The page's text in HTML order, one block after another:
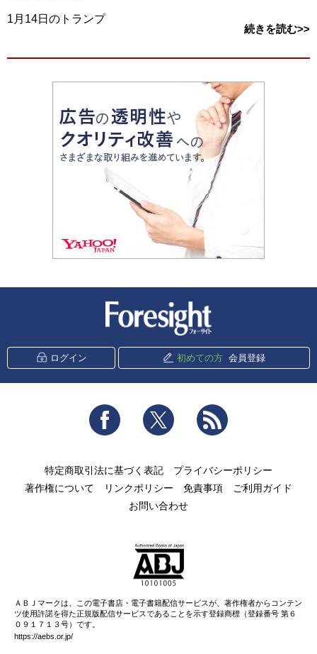
1月14日のトランプ
続きを読む>>
ログイン 初めての方 会員登録
Facebook Twitter
特定商取引法に基づく表記
プライバシーポリシー
著作権について
リンクポリシー 免責事項
ご利用ガイド
お問い合わせ
ＡＢＪマークは、この電子書店・電子書籍配信サービスが、著作権者からコンテン
ツ使用許諾を得た正規版配信サービスであることを示す登録商標（登録番号 第６
０９１７１３号）です。
https://aebs.or.jp/